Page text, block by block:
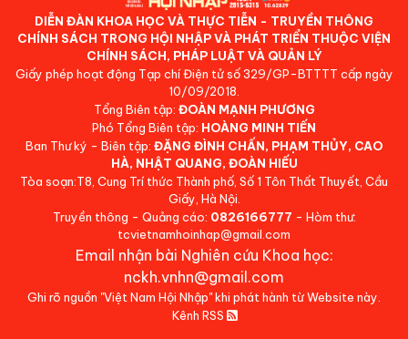
DIỄN ĐÀN KHOA HỌC VÀ THỰC TIỄN - TRUYỀN THÔNG
CHÍNH SÁCH TRONG HỘI NHẬP VÀ PHÁT TRIỂN THUỘC VIỆN
CHÍNH SÁCH, PHÁP LUẬT VÀ QUẢN LÝ
Giấy phép hoạt động Tạp chí Điện tử số 329/GP-BTTTT cấp ngày
10/09/2018.
Tổng Biên tập: ĐOÀN MẠNH PHƯƠNG
Phó Tổng Biên tập: HOÀNG MINH TIẾN
Ban Thư ký - Biên tập: ĐẶNG ĐÌNH CHẤN, PHẠM THỦY, CAO
HÀ, NHẬT QUANG, ĐOÀN HIẾU
Tòa soạn:T8, Cung Trí thức Thành phố, Số 1 Tôn Thất Thuyết, Cầu
Giấy, Hà Nội.
Truyền thông - Quảng cáo: 0826166777 - Hòm thư:
tcvietnamhoinhap@gmail.com
Email nhận bài Nghiên cứu Khoa học:
nckh.vnhn@gmail.com
Ghi rõ nguồn "Việt Nam Hội Nhập" khi phát hành từ Website này.
Kênh RSS